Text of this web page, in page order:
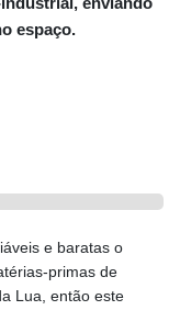
espaço.
e baratas o
primas de
Lua, então este